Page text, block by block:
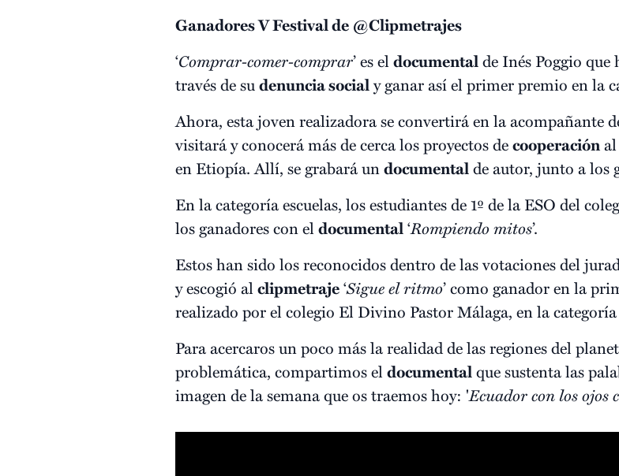
Ganadores V Festival de @Clipmetrajes
‘Comprar-comer-comprar’ es eldocumentalde Inés Poggio
través de sudenuncia socialy ganar así el primer premio en la
Ahora, esta joven realizadora se convertirá en la acompañante
visitará y conocerá más de cerca los proyectos decooperación
en Etiopía. Allí, se grabará undocumentalde autor, junto a los
En la categoría escuelas, los estudiantes de 1º de la ESO del
los ganadores con eldocumental‘Rompiendo mitos’.
Estos han sido los reconocidos dentro de las votaciones del
y escogió alclipmetraje‘Sigue el ritmo’ como ganador en la
realizado por el colegio El Divino Pastor Málaga, en la categoría
Para acercaros un poco más la realidad de las regiones del
problemática, compartimos eldocumentalque sustenta las
imagen de la semana que os traemos hoy: 'Ecuador con los ojos